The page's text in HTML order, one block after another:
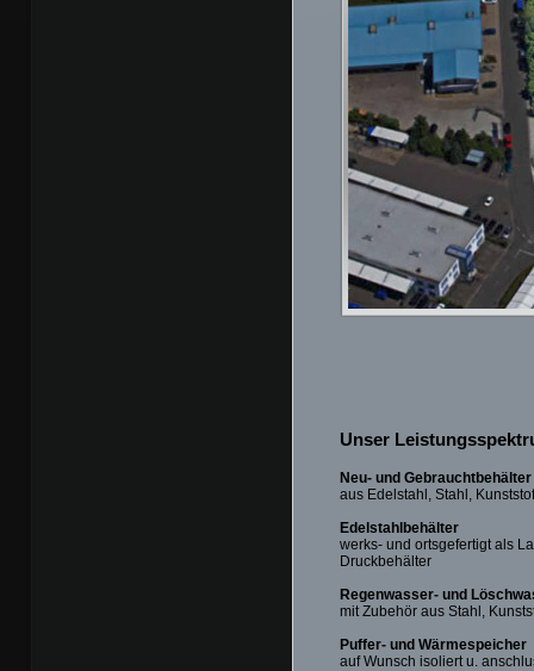
Unser
Neu- und Gebrauchtbehälter
aus Edelstahl, Stahl,
Edelstahlbehälter
werks- und ortsgefertigt als
Druckbehälter
Regenwasser- und
mit Zubehör aus Stahl,
Puffer- und Wärmespeicher
auf Wunsch isoliert u.